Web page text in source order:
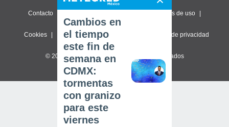
Contacto Términos de uso
Cookies Política de privacidad Configuración de privacidad
© 2026 Meteored. Todos los derechos reservados
Cambios en
el tiempo
este fin de
semana en
CDMX:
tormentas
con granizo
para este
viernes